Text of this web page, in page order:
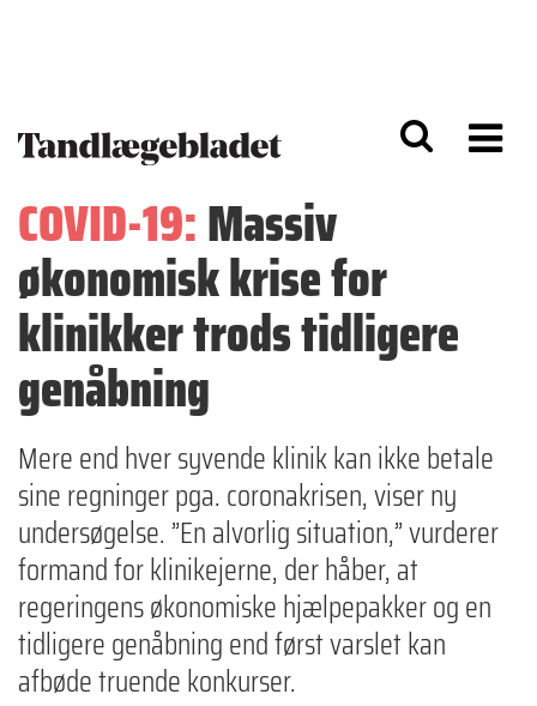
COVID-19:Massiv
økonomisk krise for
klinikker trods tidligere
genåbning
Mere end hver syvende klinik kan ikke betale
sine regninger pga. coronakrisen, viser ny
undersøgelse. ”En alvorlig situation,” vurderer
formand for klinikejerne, der håber, at
regeringens økonomiske hjælpepakker og en
tidligere genåbning end først varslet kan
afbøde truende konkurser.